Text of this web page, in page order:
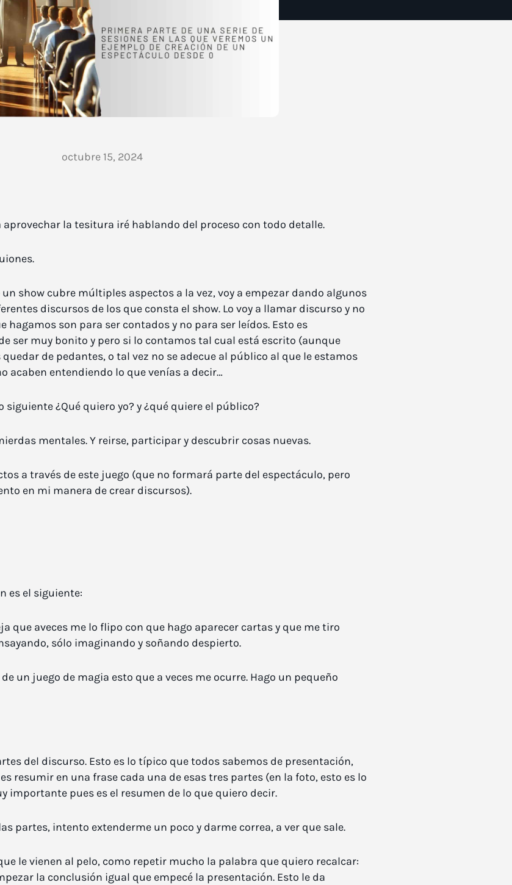
octubre 15, 2024
aprovechar la tesitura iré hablando del proceso con todo detalle.
show cubre múltiples aspectos a la vez, voy a empezar dando algunos
discursos de los que consta el show. Lo voy a llamar discurso y no
hagamos son para ser contados y no para ser leídos. Esto es
ser muy bonito y pero si lo contamos tal cual está escrito (aunque
de pedantes, o tal vez no se adecue al público al que le estamos
acaben entendiendo lo que venías a decir…
¿Qué quiero yo? y ¿qué quiere el público?
mentales. Y reirse, participar y descubrir cosas nuevas.
a través de este juego (que no formará parte del espectáculo, pero
en mi manera de crear discursos).
es el siguiente:
que aveces me lo flipo con que hago aparecer cartas y que me tiro
sólo imaginando y soñando despierto.
un juego de magia esto que a veces me ocurre. Hago un pequeño
del discurso. Esto es lo típico que todos sabemos de presentación,
resumir en una frase cada una de esas tres partes (en la foto, esto es lo
importante pues es el resumen de lo que quiero decir.
partes, intento extenderme un poco y darme correa, a ver que sale.
le vienen al pelo, como repetir mucho la palabra que quiero recalcar:
la conclusión igual que empecé la presentación. Esto le da